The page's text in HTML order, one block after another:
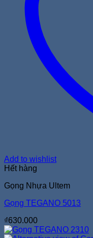
Add to wishlist
Hết hàng
Gọng Nhựa Ultem
Gọng TEGANO 5013
₫630.000